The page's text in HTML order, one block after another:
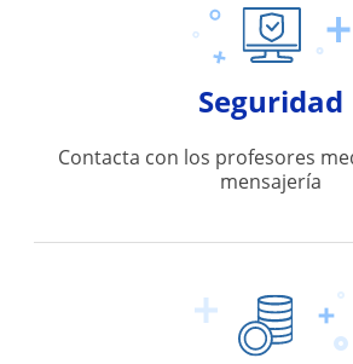
Seguridad
Contacta con los profesores
mensajería